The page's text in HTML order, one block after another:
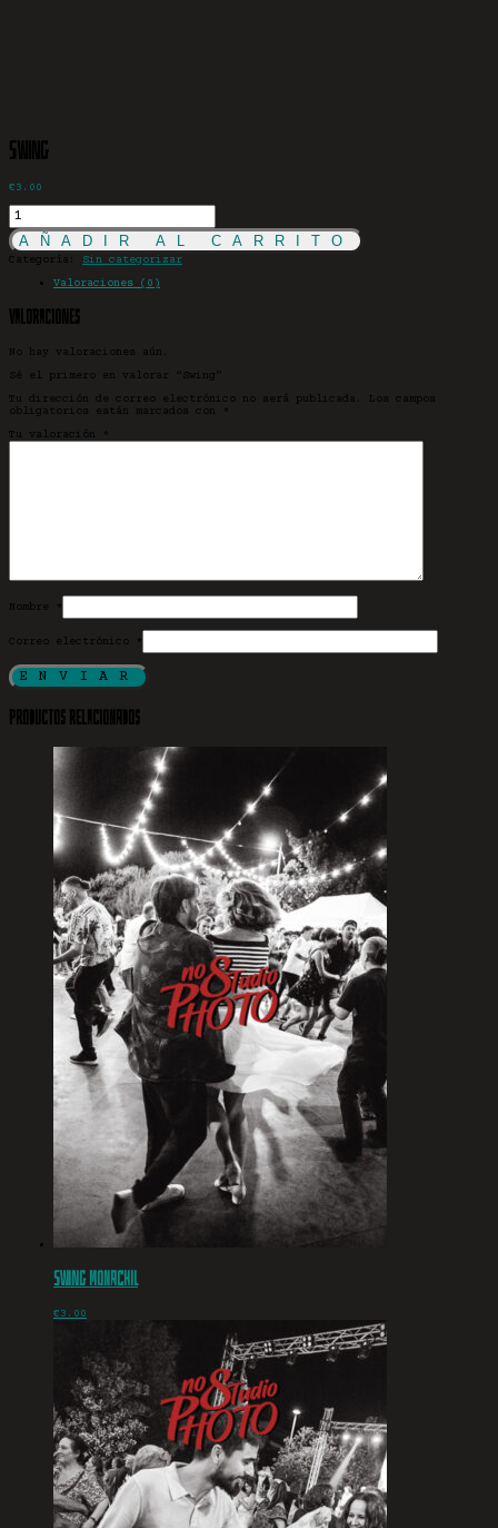
Swing
€3.00
Swing
cantidad
AÑADIR AL CARRITO
Categoría: Sin categorizar
Valoraciones (0)
Valoraciones
No hay valoraciones aún.
Sé el primero en valorar “Swing”
Tu dirección de correo electrónico no será publicada.
Los campos
obligatorios están marcados con
*
Tu valoración
*
Nombre *
Correo electrónico *
Productos relacionados
Swing Monachil
€3.00